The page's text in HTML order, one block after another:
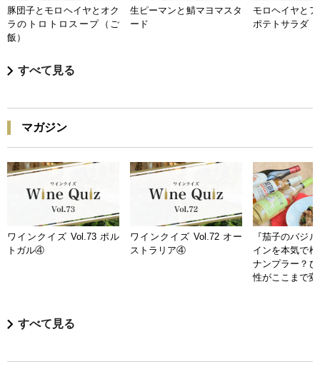
豚団子とモロヘイヤとオク
ラのトロトロスープ（ご
飯）
生ピーマンと鯖マヨマスタ
ード
モロヘイヤと
ポテトサラダ
すべて見る
マガジン
ワインクイズ Vol.73 ポル
トガル④
ワインクイズ Vol.72 オー
ストラリア④
『茄子のバジ
インを本気で
ナンプラー？
性がここまで
すべて見る